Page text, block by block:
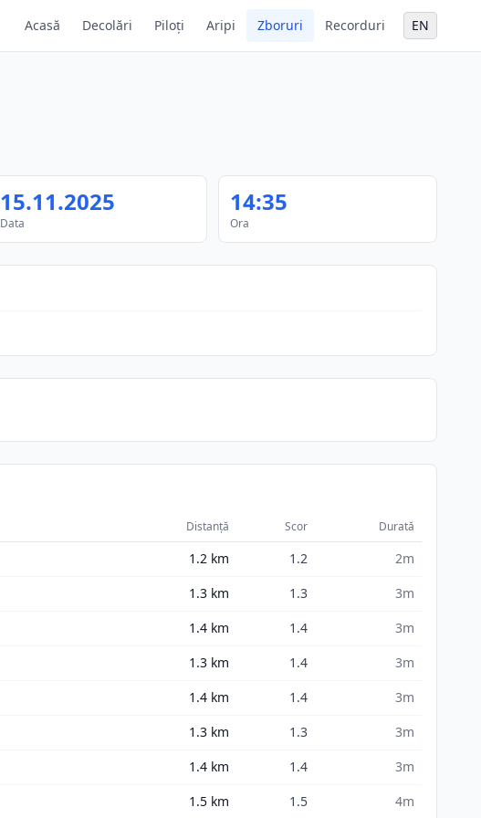
Acasă Decolări Piloți Aripi Zboruri Recorduri EN
15.11.2025
Data
14:35
Ora
Distanță Scor Durată
1.2 km 1.2
2m
1.3 km 1.3
3m
1.4 km 1.4
3m
1.3 km 1.4
3m
1.4 km 1.4
3m
1.3 km 1.3
3m
1.4 km 1.4
3m
1.5 km 1.5 4m